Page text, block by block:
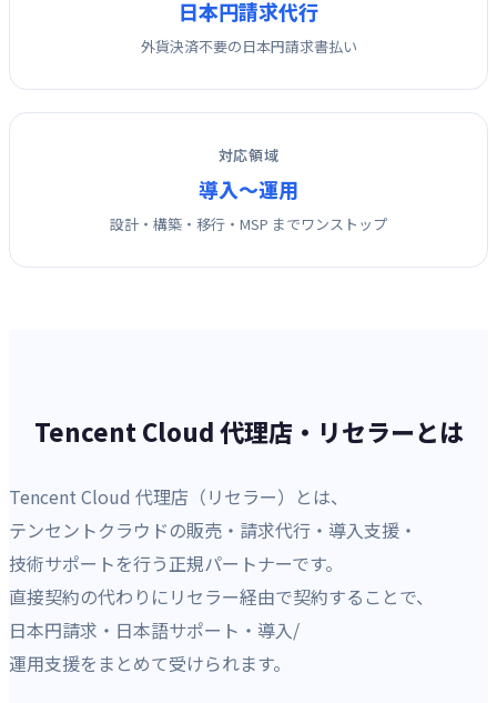
日本円請求代行
外貨決済不要の日本円請求書払い
対応領域
導入〜運用
設計・構築・移行・MSP までワンストップ
Tencent Cloud 代理店・リセラーとは
Tencent Cloud 代理店（リセラー）とは、
テンセントクラウドの販売・請求代行・導入支援・
技術サポートを行う正規パートナーです。
直接契約の代わりにリセラー経由で契約することで、
日本円請求・日本語サポート・導入/
運用支援をまとめて受けられます。